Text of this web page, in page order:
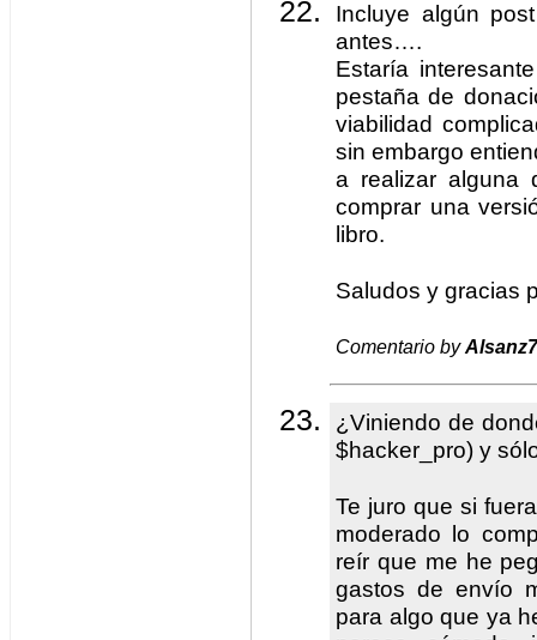
Incluye algún
antes….
Estaría
pestaña de
viabilidad
sin embargo
a realizar alguna
comprar una
libro.
Saludos y gracias
Comentario byAlsanz7
¿Viniendo de
$hacker_pro) y
Te juro que si
moderado lo
reír que me he
gastos de envío
para algo que ya